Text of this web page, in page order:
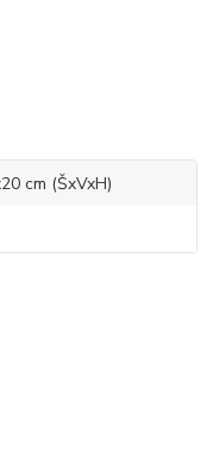
cm (ŠxVxH)